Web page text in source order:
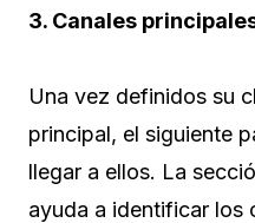
3. Canales
Una vez definidos su
principal, el siguiente
llegar a ellos. La
ayuda a identificar los